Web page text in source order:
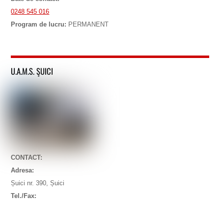
0248 545 016
Program de lucru: PERMANENT
U.A.M.S. ŞUICI
CONTACT:
Adresa:
Șuici nr. 390, Șuici
Tel./Fax: